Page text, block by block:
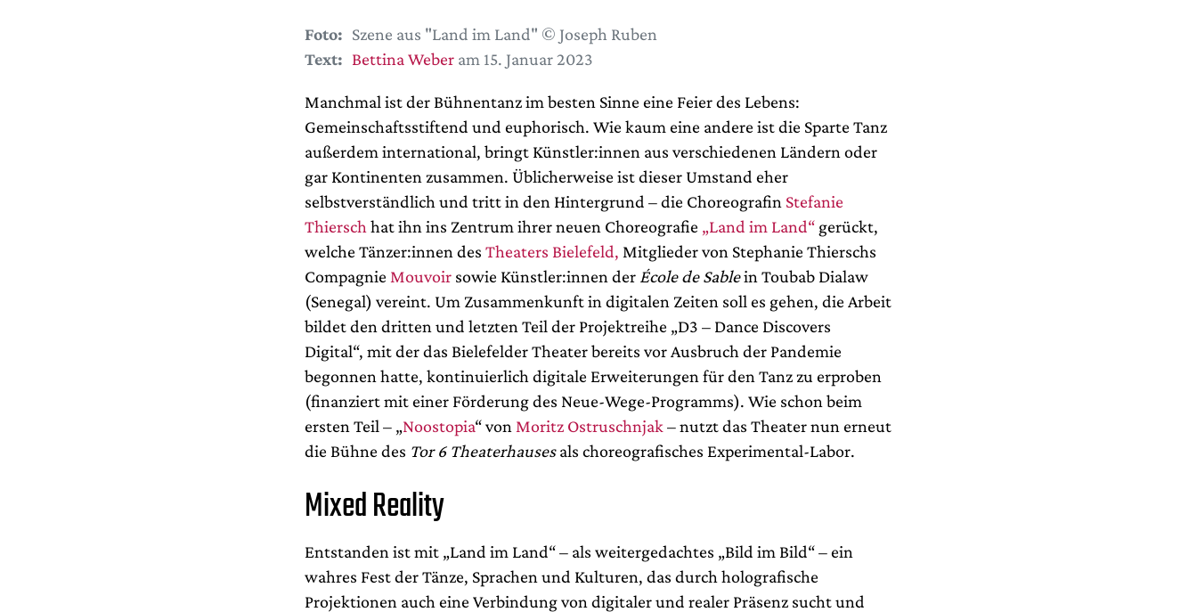
Foto: Szene aus "Land im Land" © Joseph Ruben
Text: Bettina Weberam 15. Januar 2023
Manchmal ist der Bühnentanz im besten Sinne eine Feier des Lebens:
Gemeinschaftsstiftend und euphorisch. Wie kaum eine andere ist die Sparte Tanz
außerdem international, bringt Künstler:innen aus verschiedenen Ländern oder
gar Kontinenten zusammen. Üblicherweise ist dieser Umstand eher
selbstverständlich und tritt in den Hintergrund – die Choreografin Stefanie
Thiersch hat ihn ins Zentrum ihrer neuen Choreografie „Land im Land“ gerückt,
welche Tänzer:innen des Theaters Bielefeld, Mitglieder von Stephanie Thierschs
Compagnie Mouvoir sowie Künstler:innen der École de Sablein Toubab Dialaw
(Senegal) vereint. Um Zusammenkunft in digitalen Zeiten soll es gehen, die Arbeit
bildet den dritten und letzten Teil der Projektreihe „D3 – Dance Discovers
Digital“, mit der das Bielefelder Theater bereits vor Ausbruch der Pandemie
begonnen hatte, kontinuierlich digitale Erweiterungen für den Tanz zu erproben
(finanziert mit einer Förderung des Neue-Wege-Programms). Wie schon beim
ersten Teil – „Noostopia“ von Moritz Ostruschnjak – nutzt das Theater nun erneut
die Bühne des Tor 6 Theaterhausesals choreografisches Experimental-Labor.
Mixed Reality
Entstanden ist mit „Land im Land“ – als weitergedachtes „Bild im Bild“ – ein
wahres Fest der Tänze, Sprachen und Kulturen, das durch holografische
Projektionen auch eine Verbindung von digitaler und realer Präsenz sucht und